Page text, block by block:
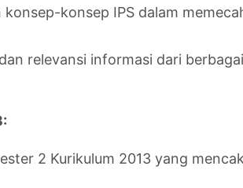
konsep IPS dalam
relevansi informasi dari
2 Kurikulum 2013 yang